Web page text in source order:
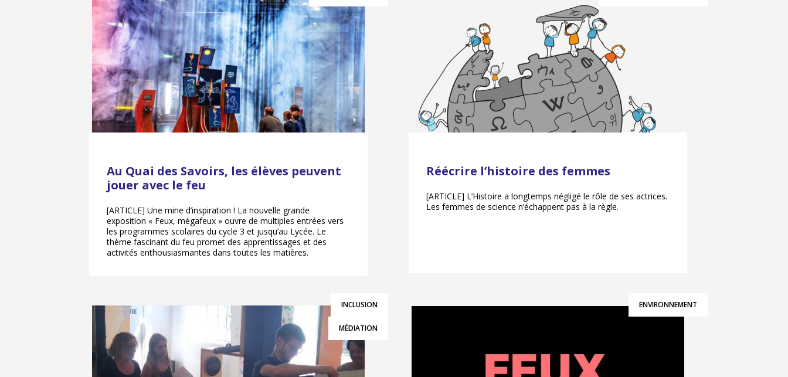
Au Quai des Savoirs, les élèves peuvent
jouer avec le feu
[ARTICLE] Une mine d’inspiration ! La nouvelle grande
exposition « Feux, mégafeux » ouvre de multiples entrées vers
les programmes scolaires du cycle 3 et jusqu’au Lycée. Le
thème fascinant du feu promet des apprentissages et des
activités enthousiasmantes dans toutes les matières.
Réécrire l’histoire des femmes
[ARTICLE] L’Histoire a longtemps négligé le rôle de ses actrices.
Les femmes de science n’échappent pas à la règle.
INCLUSION
MÉDIATION
ENVIRONNEMENT